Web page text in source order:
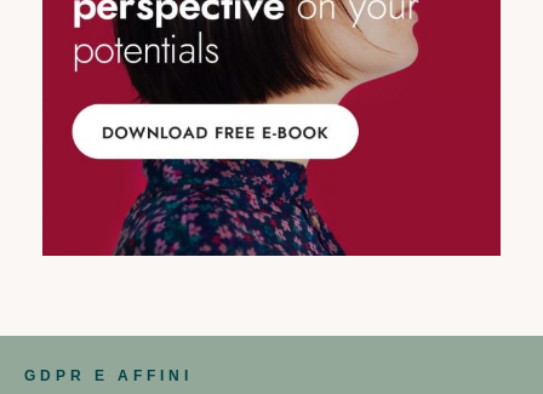
GDPR E AFFINI